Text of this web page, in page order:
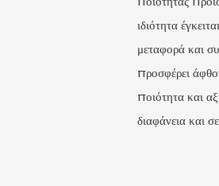
ιδιότητα
μεταφορά και
προσφέρει
ποιότητα και
διαφάνεια και